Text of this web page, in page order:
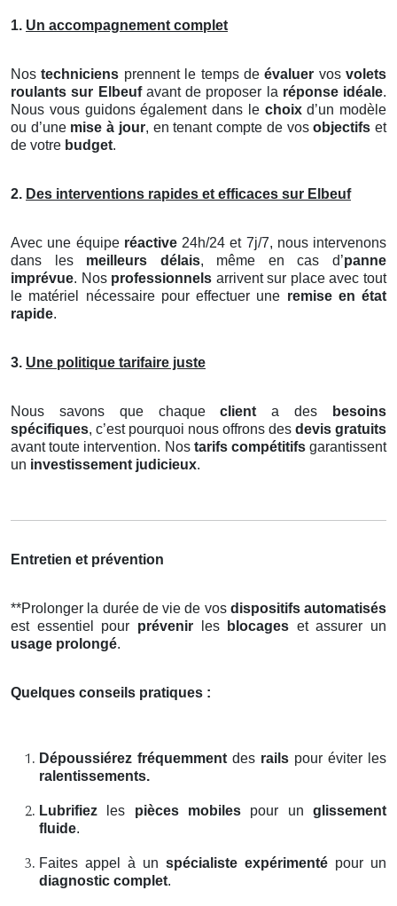
1. Un accompagnement complet
Nostechniciens prennent le temps deévaluer vos volets
roulants sur Elbeuf avant de proposer la réponse idéale.
Nous vous guidons également dans le choixd’un modèle
ou d’une mise à jour, en tenant compte de vosobjectifs et
de votre budget.
2. Des interventions rapides et efficaces sur Elbeuf
Avec une équipe réactive24h/24 et 7j/7, nous intervenons
dans les meilleurs délais, même en cas d’panne
imprévue. Nos professionnels arrivent sur place avec tout
le matériel nécessaire pour effectuer une remise en état
rapide.
3. Une politique tarifaire juste
Nous savons que chaqueclient a des
besoins
spécifiques, c’est pourquoi nous offrons des devis gratuits
avant toute intervention. Nos tarifs compétitifsgarantissent
un investissement judicieux.
Entretien et prévention
**Prolonger la durée de vie de vos dispositifs automatisés
est essentiel pour prévenirles blocages et assurer un
usage prolongé.
Quelques conseils pratiques :
Dépoussiérez fréquemment des rails pour éviter les
ralentissements.
Lubrifiez les pièces mobiles pour unglissement
fluide.
Faites appel à un spécialiste expérimenté pour un
diagnostic complet.